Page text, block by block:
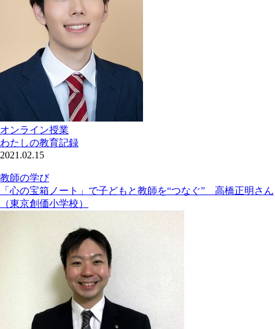
オンライン授業
わたしの教育記録
2021.02.15
教師の学び
「心の宝箱ノート」で子どもと教師を“つなぐ” 高橋正明さん
（東京創価小学校）